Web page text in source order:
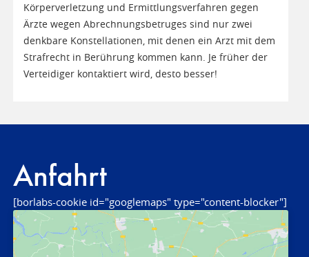
Körperverletzung und Ermittlungsverfahren gegen
Ärzte wegen Abrechnungsbetruges sind nur zwei
denkbare Konstellationen, mit denen ein Arzt mit dem
Strafrecht in Berührung kommen kann. Je früher der
Verteidiger kontaktiert wird, desto besser!
Anfahrt
[borlabs-cookie id="googlemaps" type="content-blocker"]